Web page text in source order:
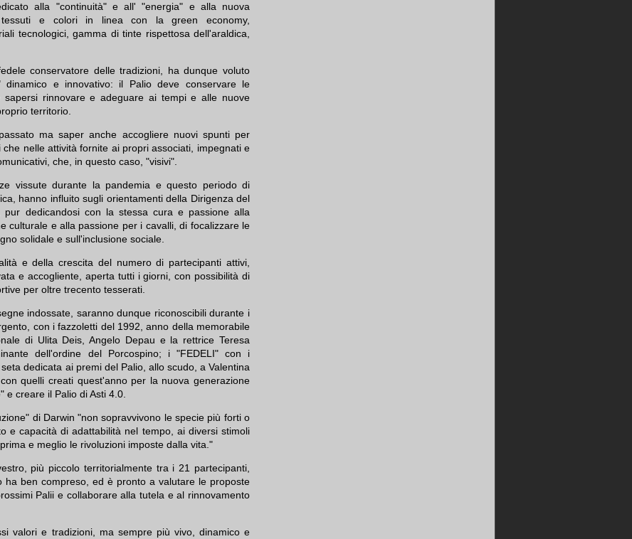
alla "continuità" e all' "energia" e alla nuova
tessuti e colori in linea con la green economy,
tecnologici, gamma di tinte rispettosa dell'araldica,
conservatore delle tradizioni, ha dunque voluto
dinamico e innovativo: il Palio deve conservare le
rinnovare e adeguare ai tempi e alle nuove
territorio.
ma saper anche accogliere nuovi spunti per
nelle attività fornite ai propri associati, impegnati e
che, in questo caso, "visivi".
vissute durante la pandemia e questo periodo di
hanno influito sugli orientamenti della Dirigenza del
dedicandosi con la stessa cura e passione alla
culturale e alla passione per i cavalli, di focalizzare le
solidale e sull'inclusione sociale.
e della crescita del numero di partecipanti attivi,
e accogliente, aperta tutti i giorni, con possibilità di
per oltre trecento tesserati.
indossate, saranno dunque riconoscibili durante i
con i fazzoletti del 1992, anno della memorabile
di Ulita Deis, Angelo Depau e la rettrice Teresa
dell'ordine del Porcospino; i "FEDELI" con i
dedicata ai premi del Palio, allo scudo, a Valentina
quelli creati quest'anno per la nuova generazione
e creare il Palio di Asti 4.0.
di Darwin "non sopravvivono le specie più forti o
e capacità di adattabilità nel tempo, ai diversi stimoli
e meglio le rivoluzioni imposte dalla vita."
più piccolo territorialmente tra i 21 partecipanti,
ha ben compreso, ed è pronto a valutare le proposte
Palii e collaborare alla tutela e al rinnovamento
valori e tradizioni, ma sempre più vivo, dinamico e